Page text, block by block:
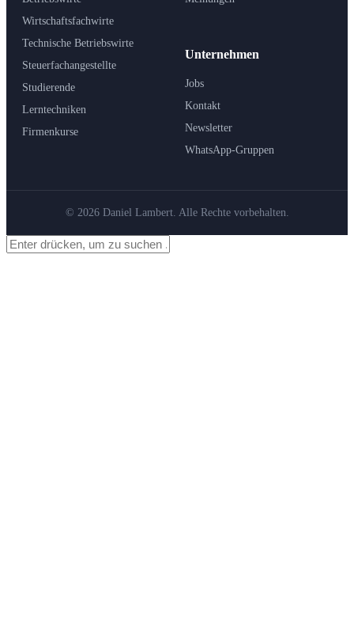
Wirtschaftsfachwirte
Technische Betriebswirte
Steuerfachangestellte
Studierende
Lerntechniken
Firmenkurse
Unternehmen
Jobs
Kontakt
Newsletter
WhatsApp-Gruppen
© 2026 Daniel Lambert. Alle Rechte vorbehalten.